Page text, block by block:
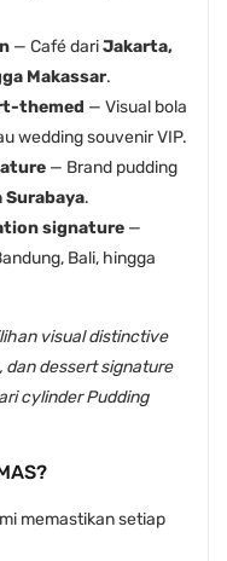
— Café dariJakarta,
Makassar.
themed — Visual bola
wedding souvenir VIP.
— Brand pudding
.
signature —
Bali, hingga
visual distinctive
dan dessert signature
cylinder Pudding
memastikan setiap